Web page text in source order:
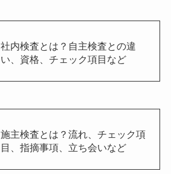
社内検査とは？自主検査との違
い、資格、チェック項目など
施主検査とは？流れ、チェック項
目、指摘事項、立ち会いなど